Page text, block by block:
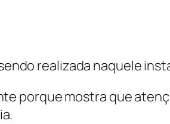
realizada naquele
porque mostra que